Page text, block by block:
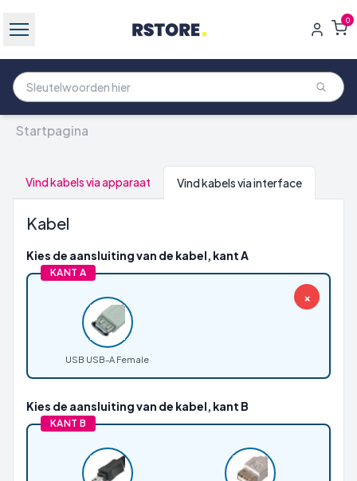
0
Startpagina
Vind kabels via apparaat Vind kabels via interface
Kabel
Kies de aansluiting van de kabel, kant A
KANT A
×
USB USB-A Female
Kies de aansluiting van de kabel, kant B
KANT B